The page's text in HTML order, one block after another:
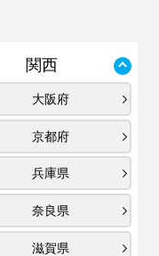
関西
大阪府
京都府
兵庫県
奈良県
滋賀県